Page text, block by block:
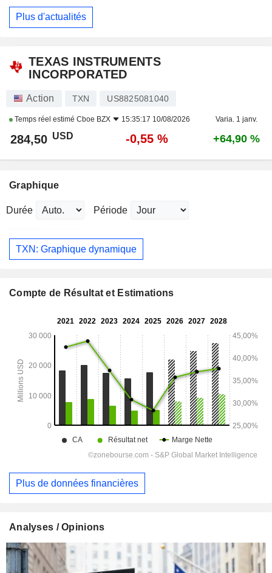
Plus d'actualités
TEXAS INSTRUMENTS
INCORPORATED
Action TXN US8825081040
Temps réel estimé Cboe BZX 15:35:17 10/08/2026 Varia. 1 janv.
284,50 USD -0,55 % +64,90 %
Graphique
Durée Période
TXN: Graphique dynamique
Compte de Résultat et Estimations
Plus de données financières
Analyses / Opinions